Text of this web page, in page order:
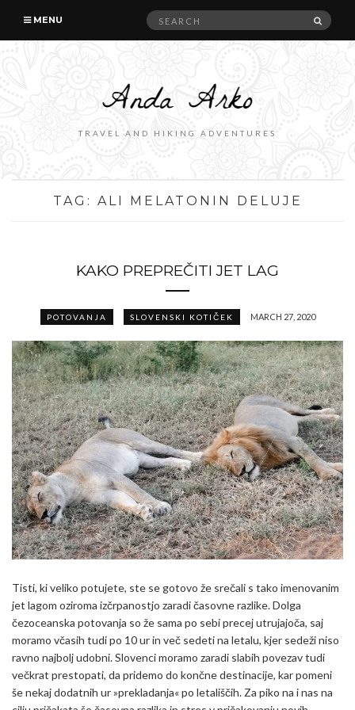
MENU
Search
TRAVEL AND HIKING ADVENTURES
TAG: ALI MELATONIN DELUJE
KAKO PREPREČITI JET LAG
POTOVANJA SLOVENSKI KOTIČEK MARCH 27, 2020
Tisti, ki veliko potujete, ste se gotovo že srečali s tako imenovanim
jet lagom oziroma izčrpanostjo zaradi časovne razlike. Dolga
čezoceanska potovanja so že sama po sebi precej utrujajoča, saj
moramo včasih tudi po 10 ur in več sedeti na letalu, kjer sedeži niso
ravno najbolj udobni. Slovenci moramo zaradi slabih povezav tudi
večkrat prestopati, da pridemo do končne destinacije, kar pomeni
še nekaj dodatnih ur »prekladanja« po letališčih. Za piko na i nas na